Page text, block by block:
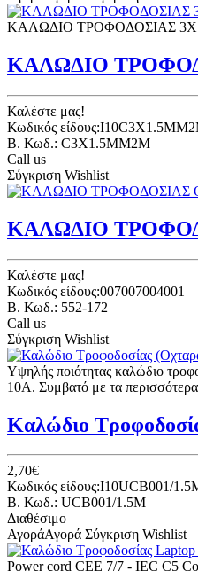
ΚΑΛΩΔΙΟ ΤΡΟΦΟΔΟΣΙΑΣ
ΚΑΛΩΔΙΟ
Καλέστε μας!
Κωδικός
B. Κωδ.: C3X1.5MM2M
Call us
Σύγκριση Wishlist
ΚΑΛΩΔΙΟ
Καλέστε μας!
Κωδικός είδους:007007004001
B. Κωδ.: 552-172
Call us
Σύγκριση Wishlist
Υψηλής ποιότητας καλώδιο
10A. Συμβατό με τα
Καλώδιο
2,70€
Κωδικός είδους:I10UCB001/
B. Κωδ.: UCB001/1.5M
Διαθέσιμο
ΑγοράΑγορά Σύγκριση Wishlist
Power cord CEE 7/7 - IEC C5